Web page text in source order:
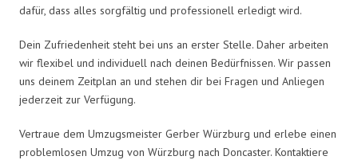
dafür, dass alles sorgfältig und professionell erledigt wird.
Dein Zufriedenheit steht bei uns an erster Stelle. Daher arbeiten
wir flexibel und individuell nach deinen Bedürfnissen. Wir passen
uns deinem Zeitplan an und stehen dir bei Fragen und Anliegen
jederzeit zur Verfügung.
Vertraue dem Umzugsmeister Gerber Würzburg und erlebe einen
problemlosen Umzug von Würzburg nach Doncaster. Kontaktiere